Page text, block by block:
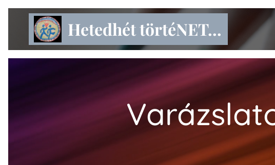
Hetedhét törtéNET...